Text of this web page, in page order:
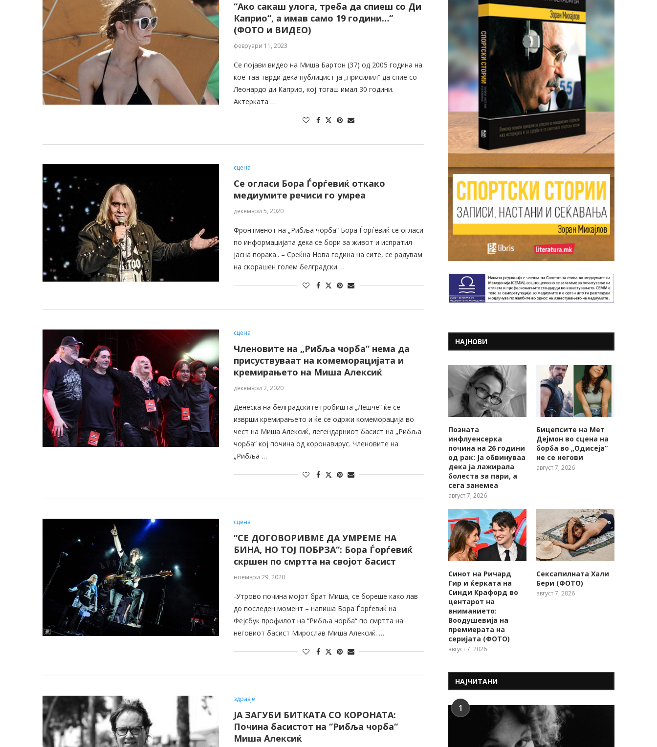
“Ако сакаш улога, треба да спиеш со Ди
Каприо“, а имав само 19 години…“
(ФОТО и ВИДЕО)
февруари 11, 2023
Се појави видео на Миша Бартон (37) од 2005 година на
кое таа тврди дека публицист ја „присилил“ да спие со
Леонардо ди Каприо, кој тогаш имал 30 години.
Актерката …
сцена
Се огласи Бора Ѓорѓевиќ откако
медиумите речиси го умреа
декември 5, 2020
Фронтменот на „Рибља чорба“ Бора Ѓорѓевиќ се огласи
по информацијата дека се бори за живот и испратил
јасна порака.. – Среќна Нова година на сите, се радувам
на скорашен голем белградски …
сцена
Членовите на „Рибља чорба“ нема да
присуствуваат на комеморацијата и
кремирањето на Миша Алексиќ
декември 2, 2020
Денеска на белградските гробишта „Лешче“ ќе се
изврши кремирањето и ќе се одржи комеморација во
чест на Миша Алексиќ, легендарниот басист на „Рибља
чорба“ кој почина од коронавирус. Членовите на
„Рибља …
сцена
“СЕ ДОГОВОРИВМЕ ДА УМРЕМЕ НА
БИНА, НО ТОЈ ПОБРЗА“: Бора Ѓорѓевиќ
скршен по смртта на својот басист
ноември 29, 2020
-Утрово почина мојот брат Миша, се бореше како лав
до последен момент – напиша Бора Ѓорѓевиќ на
Фејсбук профилот на “Рибља чорба“ по смртта на
неговиот басист Мирослав Миша Алексиќ. …
здравје
ЈА ЗАГУБИ БИТКАТА СО КОРОНАТА:
Почина басистот на “Рибља чорба“
Миша Алексиќ
НАЈНОВИ
Позната
инфлуенсерка
почина на 26 години
од рак: Ја обвинуваа
дека ја лажирала
болеста за пари, а
сега занемеа
август 7, 2026
Бицепсите на Мет
Дејмон во сцена на
борба во „Одисеја“
не се негови
август 7, 2026
Синот на Ричард
Гир и ќерката на
Синди Крафорд во
центарот на
вниманието:
Воодушевија на
премиерата на
серијата (ФОТО)
август 7, 2026
Сексапилната Хали
Бери (ФОТО)
август 7, 2026
НАЈЧИТАНИ
1